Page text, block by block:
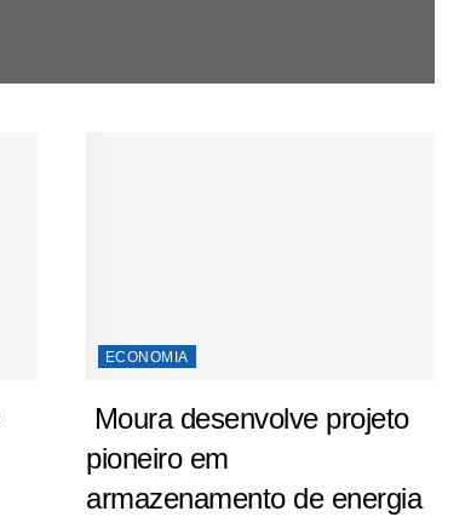
ECONOMIA
Moura desenvolve projeto
pioneiro em
armazenamento de energia